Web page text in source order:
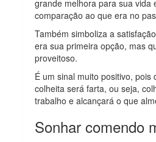
grande melhora para sua vida
comparação ao que era no
Também simboliza a
era sua primeira opção, mas
proveitoso.
É um sinal muito positivo, pois
colheita será farta, ou seja,
trabalho e alcançará o que
Sonhar comendo